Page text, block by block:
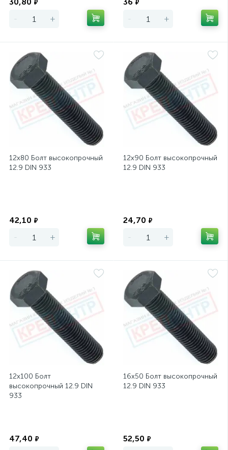
₽
- +
₽
- +
12х80 Болт высокопрочный
12.9 DIN 933
42,10 ₽
- +
12х90 Болт высокопрочный
12.9 DIN 933
24,70 ₽
- +
12х100 Болт
высокопрочный 12.9 DIN
933
47,40 ₽
16х50 Болт высокопрочный
12.9 DIN 933
52,50 ₽